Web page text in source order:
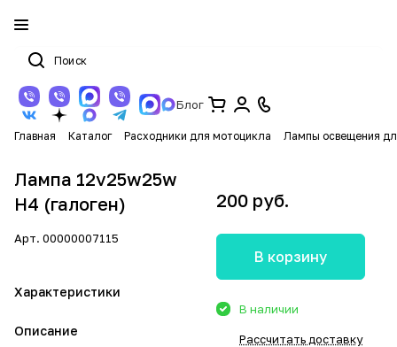
Блог
Главная Каталог Расходники для мотоцикла Лампы освещения
Лампа 12v25w25w
H4 (галоген)
Арт. 00000007115
Характеристики
Описание
200 руб.
В корзину
В наличии
Рассчитать доставку